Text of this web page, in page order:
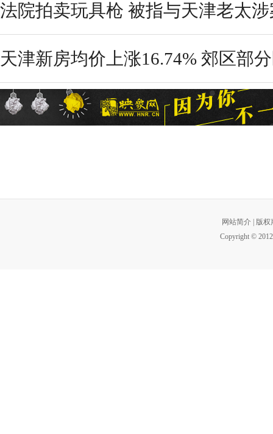
法院拍卖玩具枪 被指与天津老太
天津新房均价上涨16.74% 郊区部
网站简介
版权
Copyright ©